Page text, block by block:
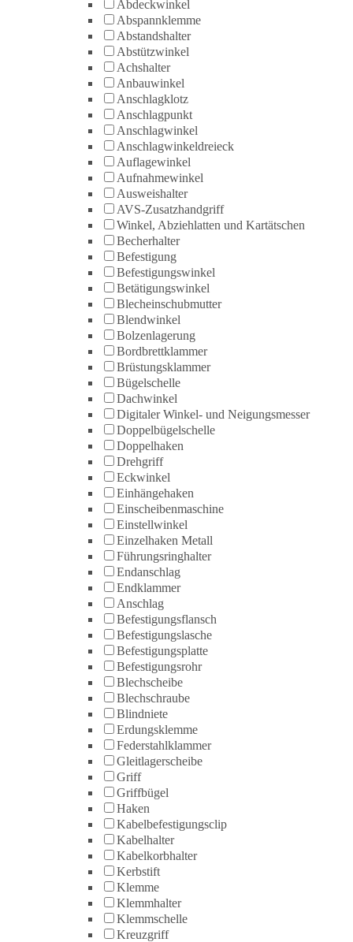
Abdeckwinkel
Abspannklemme
Abstandshalter
Abstützwinkel
Achshalter
Anbauwinkel
Anschlagklotz
Anschlagpunkt
Anschlagwinkel
Anschlagwinkeldreieck
Auflagewinkel
Aufnahmewinkel
Ausweishalter
AVS-Zusatzhandgriff
Winkel, Abziehlatten und Kartätschen
Becherhalter
Befestigung
Befestigungswinkel
Betätigungswinkel
Blecheinschubmutter
Blendwinkel
Bolzenlagerung
Bordbrettklammer
Brüstungsklammer
Bügelschelle
Dachwinkel
Digitaler Winkel- und Neigungsmesser
Doppelbügelschelle
Doppelhaken
Drehgriff
Eckwinkel
Einhängehaken
Einscheibenmaschine
Einstellwinkel
Einzelhaken Metall
Führungsringhalter
Endanschlag
Endklammer
Anschlag
Befestigungsflansch
Befestigungslasche
Befestigungsplatte
Befestigungsrohr
Blechscheibe
Blechschraube
Blindniete
Erdungsklemme
Federstahlklammer
Gleitlagerscheibe
Griff
Griffbügel
Haken
Kabelbefestigungsclip
Kabelhalter
Kabelkorbhalter
Kerbstift
Klemme
Klemmhalter
Klemmschelle
Kreuzgriff